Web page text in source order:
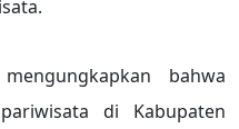
bahwa
di Kabupaten